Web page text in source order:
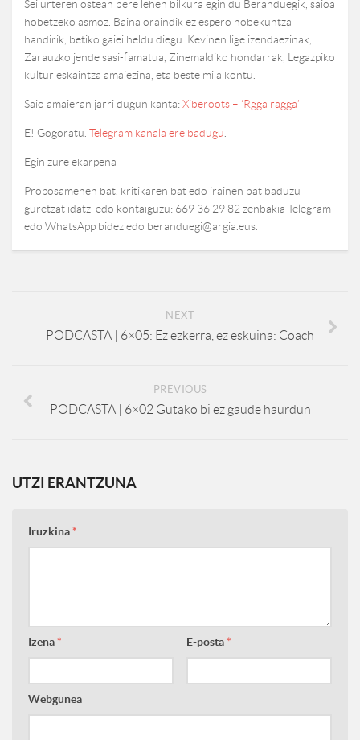
Sei urteren ostean bere lehen bilkura egin du Beranduegik, saioa
hobetzeko asmoz. Baina oraindik ez espero hobekuntza
handirik, betiko gaiei heldu diegu: Kevinen lige izendaezinak,
Zarauzko jende sasi-famatua, Zinemaldiko hondarrak, Legazpiko
kultur eskaintza amaiezina, eta beste mila kontu.
Saio amaieran jarri dugun kanta:Xiberoots – ‘Rgga ragga’
E! Gogoratu. Telegram kanala ere badugu
Egin zure ekarpena
Proposamenen bat, kritikaren bat edo irainen bat baduzu
guretzat idatzi edo kontaiguzu: 669 36 29 82 zenbakia Telegram
edo WhatsApp bidez edo beranduegi@argia.eus.
NEXT
PODCASTA | 6×05: Ez ezkerra, ez eskuina: Coach
PREVIOUS
PODCASTA | 6×02 Gutako bi ez gaude haurdun
UTZI ERANTZUNA
Iruzkina*
Izena* E-posta*
Webgunea